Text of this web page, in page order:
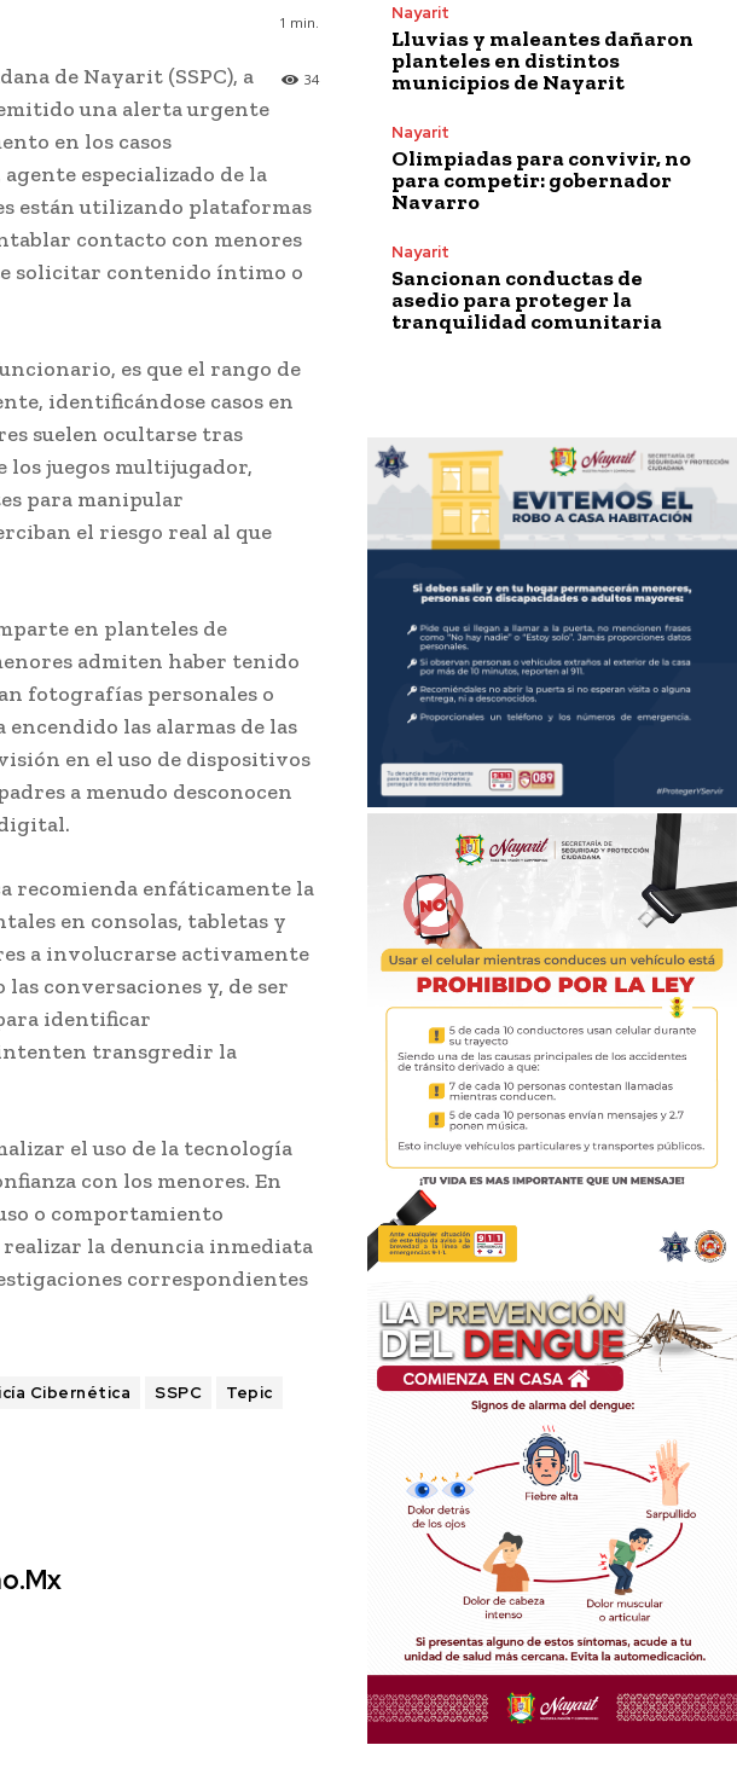
1 min.
34
de Nayarit (SSPC), a
una alerta urgente
en los casos
especializado de la
están utilizando plataformas
contacto con menores
solicitar contenido íntimo o
es que el rango de
identificándose casos en
suelen ocultarse tras
los juegos multijugador,
para manipular
el riesgo real al que
en planteles de
admiten haber tenido
fotografías personales o
las alarmas de las
en el uso de dispositivos
a menudo desconocen
recomienda enfáticamente la
en consolas, tabletas y
a involucrarse activamente
conversaciones y, de ser
identificar
intenten transgredir la
el uso de la tecnología
con los menores. En
o comportamiento
la denuncia inmediata
correspondientes
Cibernética SSPC Tepic
Nayarit
Lluvias y maleantes dañaron
planteles en distintos
municipios de Nayarit
Nayarit
Olimpiadas para convivir, no
para competir: gobernador
Navarro
Nayarit
Sancionan conductas de
asedio para proteger la
tranquilidad comunitaria